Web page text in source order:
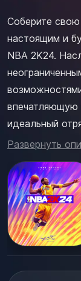
Соберите
настоящим и
NBA 2K24.
впечатляющую
идеальный
отзывчивый
PLAY NOW.
некоторые из
выступлений...
Развернуть